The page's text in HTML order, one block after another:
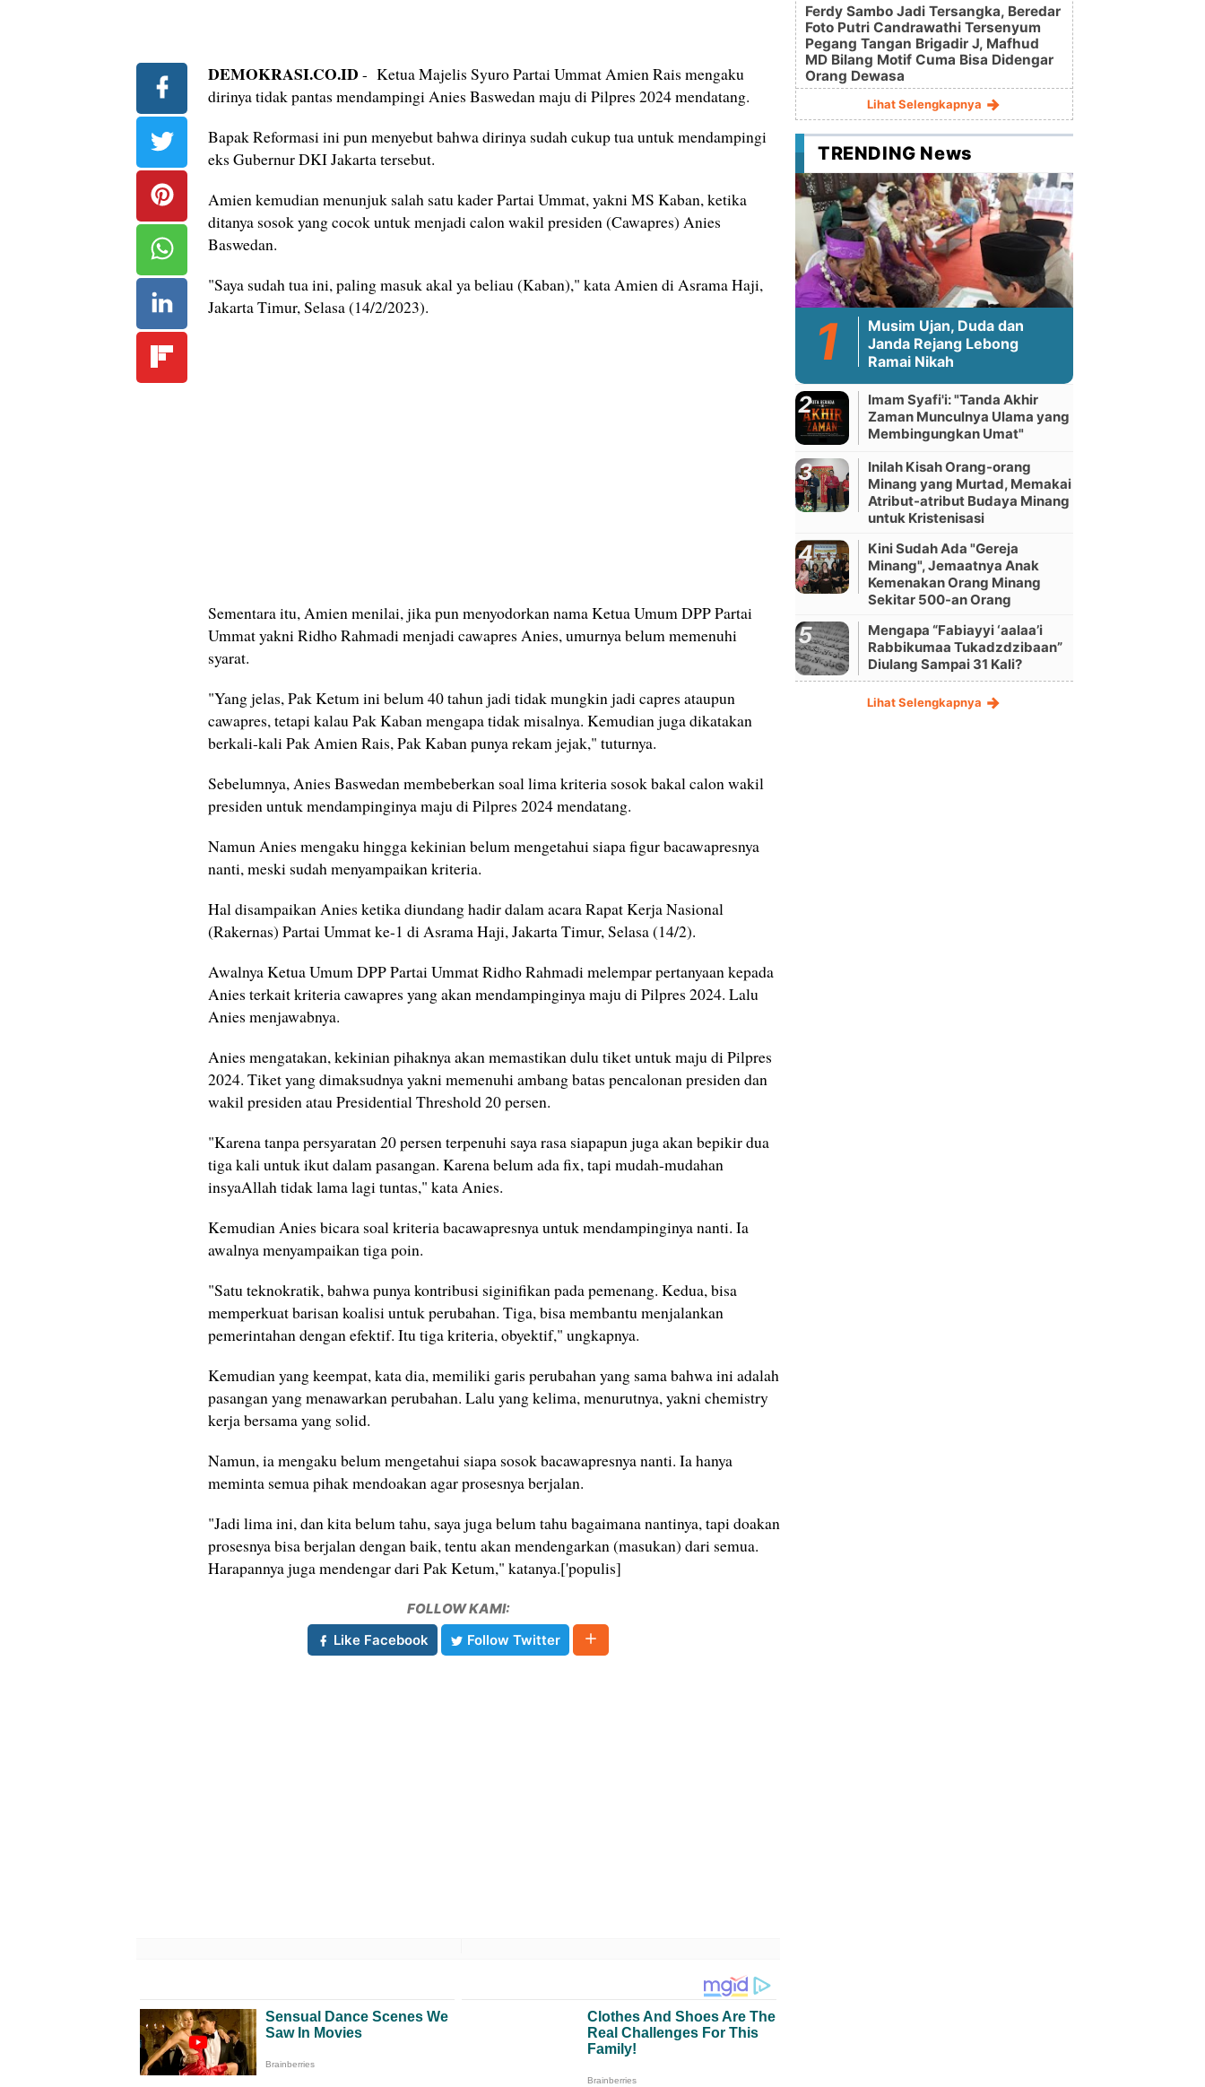
DEMOKRASI.CO.ID - Ketua Majelis Syuro Partai Ummat Amien Rais mengaku
dirinya tidak pantas mendampingi Anies Baswedan maju di Pilpres 2024 mendatang.
Bapak Reformasi ini pun menyebut bahwa dirinya sudah cukup tua untuk mendampingi
eks Gubernur DKI Jakarta tersebut.
Amien kemudian menunjuk salah satu kader Partai Ummat, yakni MS Kaban, ketika
ditanya sosok yang cocok untuk menjadi calon wakil presiden (Cawapres) Anies
Baswedan.
"Saya sudah tua ini, paling masuk akal ya beliau (Kaban)," kata Amien di Asrama Haji,
Jakarta Timur, Selasa (14/2/2023).
Sementara itu, Amien menilai, jika pun menyodorkan nama Ketua Umum DPP Partai
Ummat yakni Ridho Rahmadi menjadi cawapres Anies, umurnya belum memenuhi
syarat.
"Yang jelas, Pak Ketum ini belum 40 tahun jadi tidak mungkin jadi capres ataupun
cawapres, tetapi kalau Pak Kaban mengapa tidak misalnya. Kemudian juga dikatakan
berkali-kali Pak Amien Rais, Pak Kaban punya rekam jejak," tuturnya.
Sebelumnya, Anies Baswedan membeberkan soal lima kriteria sosok bakal calon wakil
presiden untuk mendampinginya maju di Pilpres 2024 mendatang.
Namun Anies mengaku hingga kekinian belum mengetahui siapa figur bacawapresnya
nanti, meski sudah menyampaikan kriteria.
Hal disampaikan Anies ketika diundang hadir dalam acara Rapat Kerja Nasional
(Rakernas) Partai Ummat ke-1 di Asrama Haji, Jakarta Timur, Selasa (14/2).
Awalnya Ketua Umum DPP Partai Ummat Ridho Rahmadi melempar pertanyaan kepada
Anies terkait kriteria cawapres yang akan mendampinginya maju di Pilpres 2024. Lalu
Anies menjawabnya.
Anies mengatakan, kekinian pihaknya akan memastikan dulu tiket untuk maju di Pilpres
2024. Tiket yang dimaksudnya yakni memenuhi ambang batas pencalonan presiden dan
wakil presiden atau Presidential Threshold 20 persen.
"Karena tanpa persyaratan 20 persen terpenuhi saya rasa siapapun juga akan bepikir dua
tiga kali untuk ikut dalam pasangan. Karena belum ada fix, tapi mudah-mudahan
insyaAllah tidak lama lagi tuntas," kata Anies.
Kemudian Anies bicara soal kriteria bacawapresnya untuk mendampinginya nanti. Ia
awalnya menyampaikan tiga poin.
"Satu teknokratik, bahwa punya kontribusi siginifikan pada pemenang. Kedua, bisa
memperkuat barisan koalisi untuk perubahan. Tiga, bisa membantu menjalankan
pemerintahan dengan efektif. Itu tiga kriteria, obyektif," ungkapnya.
Kemudian yang keempat, kata dia, memiliki garis perubahan yang sama bahwa ini adalah
pasangan yang menawarkan perubahan. Lalu yang kelima, menurutnya, yakni chemistry
kerja bersama yang solid.
Namun, ia mengaku belum mengetahui siapa sosok bacawapresnya nanti. Ia hanya
meminta semua pihak mendoakan agar prosesnya berjalan.
"Jadi lima ini, dan kita belum tahu, saya juga belum tahu bagaimana nantinya, tapi doakan
prosesnya bisa berjalan dengan baik, tentu akan mendengarkan (masukan) dari semua.
Harapannya juga mendengar dari Pak Ketum," katanya.['populis]
FOLLOW KAMI:
Like Facebook
Follow Twitter
Ferdy Sambo Jadi Tersangka, Beredar
Foto Putri Candrawathi Tersenyum
Pegang Tangan Brigadir J, Mafhud
MD Bilang Motif Cuma Bisa Didengar
Orang Dewasa
Lihat Selengkapnya
TRENDING News
Musim Ujan, Duda dan
Janda Rejang Lebong
Ramai Nikah
Imam Syafi'i: "Tanda Akhir
Zaman Munculnya Ulama yang
Membingungkan Umat"
Inilah Kisah Orang-orang
Minang yang Murtad, Memakai
Atribut-atribut Budaya Minang
untuk Kristenisasi
Kini Sudah Ada "Gereja
Minang", Jemaatnya Anak
Kemenakan Orang Minang
Sekitar 500-an Orang
Mengapa “Fabiayyi ‘aalaa’i
Rabbikumaa Tukadzdzibaan”
Diulang Sampai 31 Kali?
Lihat Selengkapnya